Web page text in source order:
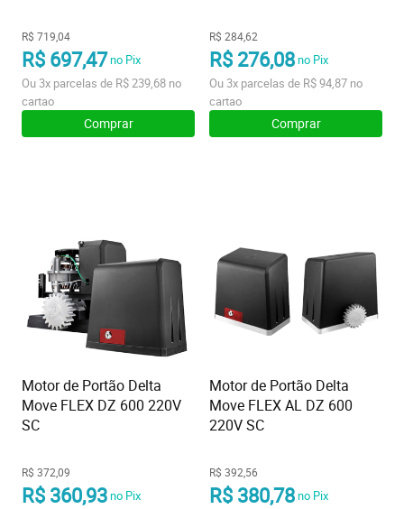
R$ 719,04
R$ 697,47no Pix
Ou3x parcelas de R$ 239,68 no
cartao
Comprar
R$ 284,62
R$ 276,08no Pix
Ou3x parcelas de R$ 94,87 no
cartao
Comprar
Motor de Portão Delta
Move FLEX DZ 600 220V
SC
R$ 372,09
R$ 360,93no Pix
Motor de Portão Delta
Move FLEX AL DZ 600
220V SC
R$ 392,56
R$ 380,78no Pix